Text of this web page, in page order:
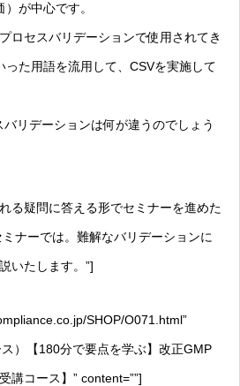
が中心です。
ロセスバリデーションで使用されてき
った用語を流用して、CSVを実施して
リデーションは何が違うのでしょう
る疑問に答える形でセミナーを進めた
ナーでは。難解なバリデーションに
いたします。”]
SHOP/O071.html”
）【180分で要点を学ぶ】改正GMP
講コース】” content=””]